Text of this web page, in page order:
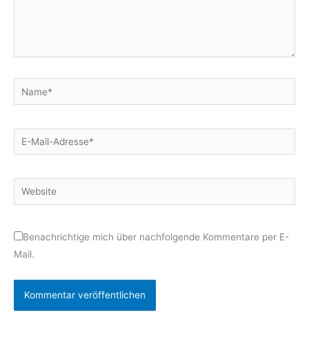
Name*
E-
Mail-
Website
Benachrichtige mich über nachfolgende Kommentare per E-
Mail.